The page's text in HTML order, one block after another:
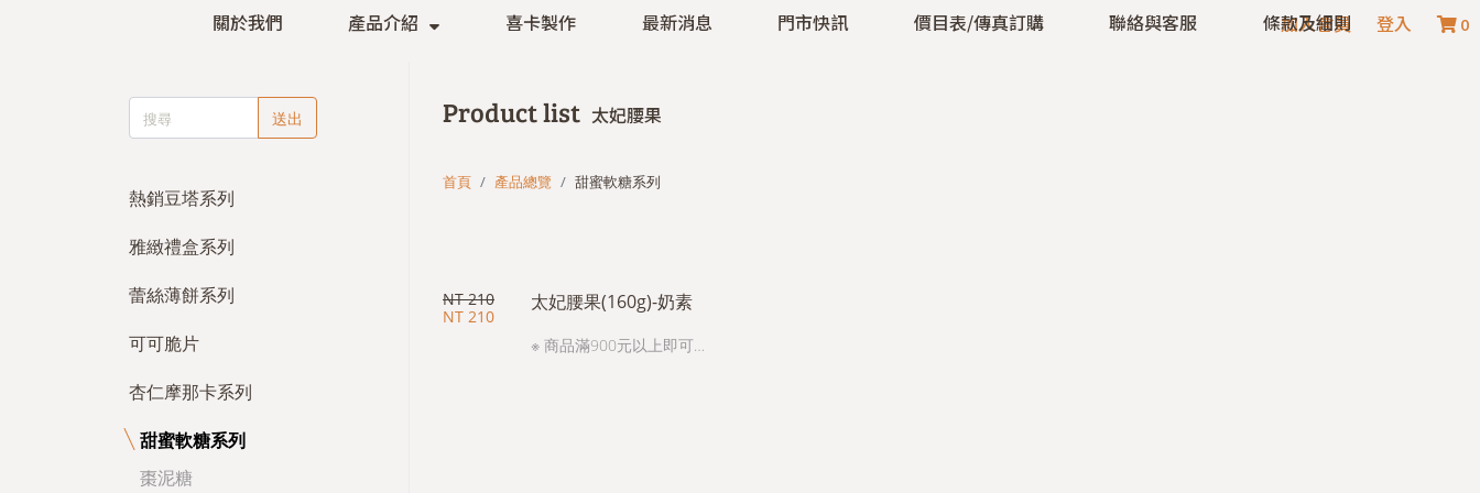
加入會員 登入 0
關於我們 產品介紹 喜卡製作 最新消息 門市快訊 價目表/傳真訂購 聯絡與客服 條款及細則
送出
熱銷豆塔系列
雅緻禮盒系列
蕾絲薄餅系列
可可脆片
杏仁摩那卡系列
甜蜜軟糖系列
棗泥糖
Product list 太妃腰果
首頁 產品總覽 甜蜜軟糖系列
太妃腰果(160g)-奶素
NT 210
NT 210
※ 商品滿900元以上即可宅